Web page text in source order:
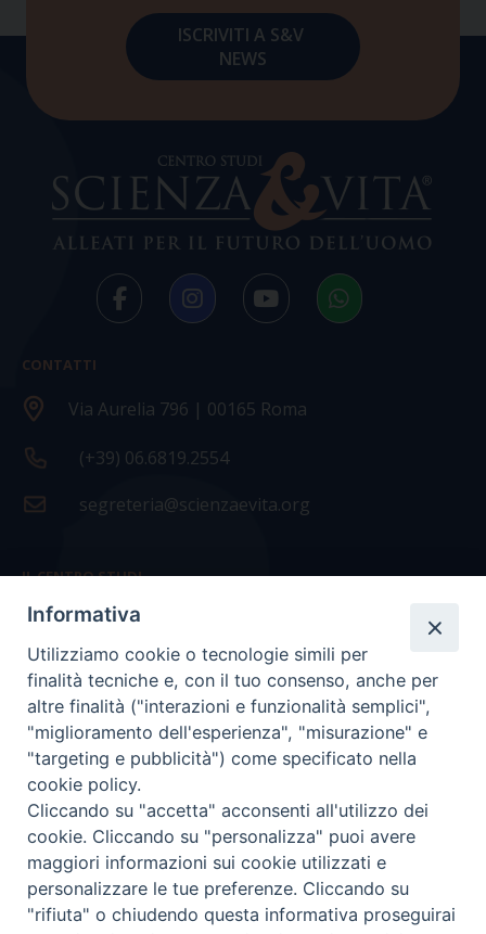
CONTATTI
Via Aurelia 796 | 00165 Roma
(+39) 06.6819.2554
segreteria@scienzaevita.org
IL CENTRO STUDI
La nostra storia
Statuto
Presidenza e ufficio presidenza
Consiglio scientifico
Coordinamento nazionale
COPYRIGHT Scienza & Vita - C.F96600690588- Tutti i
Informativa
Utilizziamo cookie o tecnologie simili per
finalità tecniche e, con il tuo consenso, anche per
altre finalità ("interazioni e funzionalità semplici",
"miglioramento dell'esperienza", "misurazione" e
"targeting e pubblicità") come specificato nella
cookie policy.
Cliccando su "accetta" acconsenti all'utilizzo dei
cookie. Cliccando su "personalizza" puoi avere
maggiori informazioni sui cookie utilizzati e
personalizzare le tue preferenze. Cliccando su
"rifiuta" o chiudendo questa informativa proseguirai